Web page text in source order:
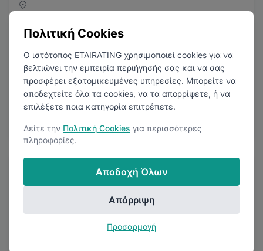
3.6 (2Κριτικές)
Πολιτική Cookies
Ο ιστότοπος ETAIRATING χρησιμοποιεί cookies για να
βελτιώνει την εμπειρία περιήγησής σας και να σας
προσφέρει εξατομικευμένες υπηρεσίες. Μπορείτε να
αποδεχτείτε όλα τα cookies, να τα απορρίψετε, ή να
επιλέξετε ποια κατηγορία επιτρέπετε.
Δείτε την Πολιτική Cookies για περισσότερες
πληροφορίες.
Αποδοχή Όλων
Απόρριψη
Προσαρμογή